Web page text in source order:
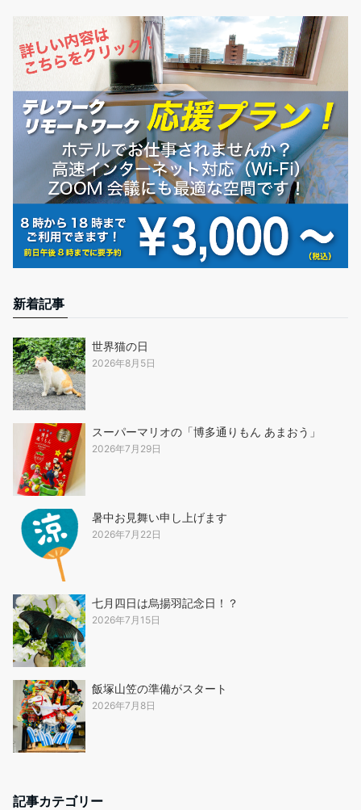
新着記事
世界猫の日
2026年8月5日
スーパーマリオの「博多通りもん あまおう」
2026年7月29日
暑中お見舞い申し上げます
2026年7月22日
七月四日は烏揚羽記念日！？
2026年7月15日
飯塚山笠の準備がスタート
2026年7月8日
記事カテゴリー